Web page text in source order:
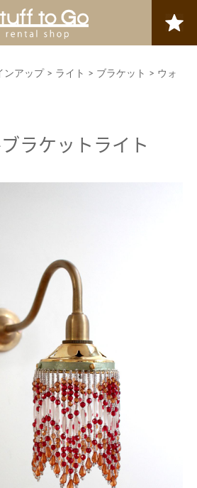
ンアップ > ライト > ブラケット > ウォ
ラケットライト